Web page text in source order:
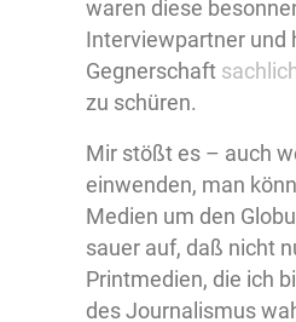
waren diese
Interviewpartner und
Gegnerschaft
zu schüren.
Mir stößt es – auch
einwenden, man
Medien um den
sauer auf, daß nicht
Printmedien, die ich
des Journalismus